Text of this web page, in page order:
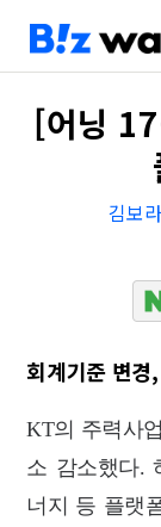
[어닝
김보
회계기준 변경
KT의 주력사
소 감소했다.
너지 등 플랫